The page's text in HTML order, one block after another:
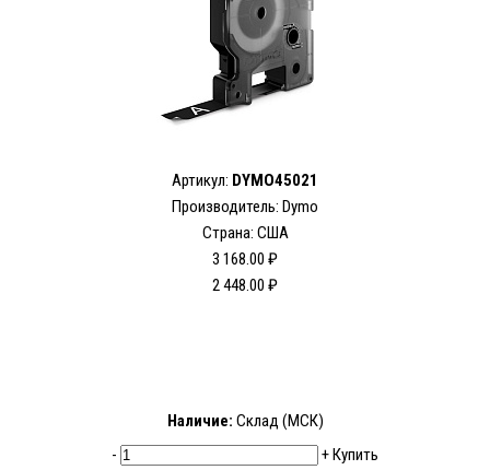
Артикул: DYMO45021
Производитель: Dymo
Страна: США
3 168.00 ₽
2 448.00 ₽
Наличие: Склад (МСК)
-
+Купить